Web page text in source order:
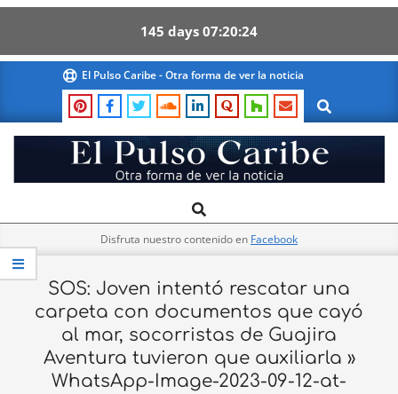
145 days 07 20 24
content
El Pulso Caribe - Otra forma de ver la noticia
Search
El
Pulso
Caribe
Navigation
Menu
Search
Disfruta nuestro contenido en Facebook
SOS: Joven intentó rescatar una
carpeta con documentos que cayó
al mar, socorristas de Guajira
Aventura tuvieron que auxiliarla »
WhatsApp-Image-2023-09-12-at-